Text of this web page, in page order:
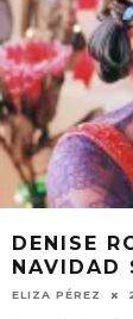
DENISE
NAVIDAD
ELIZA PÉREZ